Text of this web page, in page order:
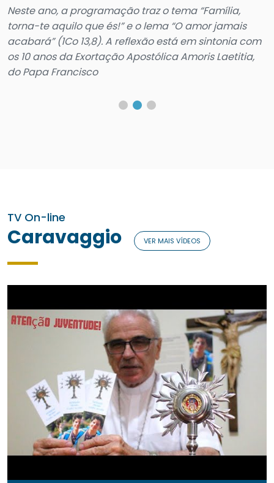
Neste ano, a programação traz o tema “Família,
torna-te aquilo que és!” e o lema “O amor jamais
acabará” (1Co 13,8). A reflexão está em sintonia com
os 10 anos da Exortação Apostólica Amoris Laetitia,
do Papa Francisco
TV On-line
Caravaggio VER MAIS VÍDEOS